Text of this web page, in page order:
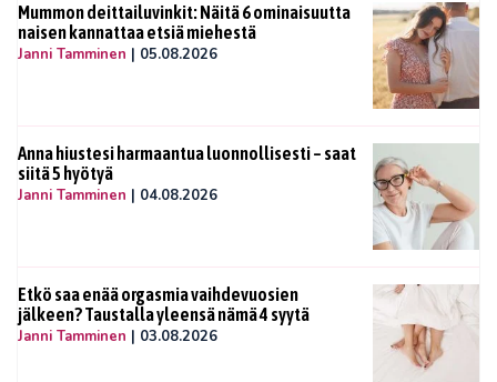
Mummon deittailuvinkit: Näitä 6 ominaisuutta
naisen kannattaa etsiä miehestä
Janni Tamminen | 05.08.2026
Anna hiustesi harmaantua luonnollisesti – saat
siitä 5 hyötyä
Janni Tamminen | 04.08.2026
Etkö saa enää orgasmia vaihdevuosien
jälkeen? Taustalla yleensä nämä 4 syytä
Janni Tamminen | 03.08.2026